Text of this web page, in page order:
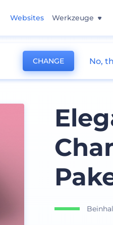
Websites Werkzeuge
CHANGE No,